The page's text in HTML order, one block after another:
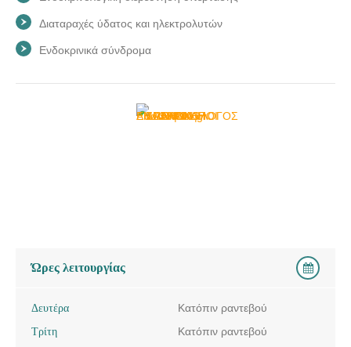
Διαταραχές ύδατος και ηλεκτρολυτών
Ενδοκρινικά σύνδρομα
Ώρες λειτουργίας
Δευτέρα
Κατόπιν ραντεβού
Τρίτη
Κατόπιν ραντεβού